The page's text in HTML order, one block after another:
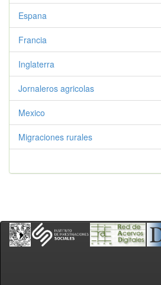
Espana
Francia
Inglaterra
Jornaleros agricolas
Mexico
Migraciones rurales